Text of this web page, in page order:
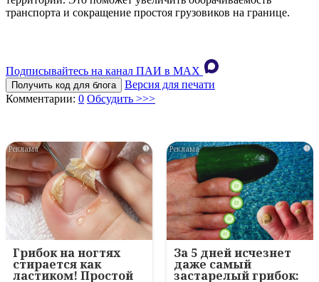
транспорта и сокращение простоя грузовиков на границе.
Подписывайтесь на канал ПАИ в MAХ
Получить код для блога
Версия для печати
Комментарии: 0 Обсудить >>>
i
Грибок на ногтях
стирается как
ластиком! Простой
i
За 5 дней исчезнет
даже самый
застарелый грибок: